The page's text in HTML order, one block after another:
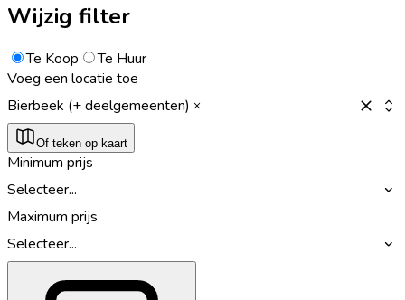
Wijzig filter
Te Koop
Te Huur
Voeg een locatie toe
Bierbeek (+ deelgemeenten)
Of teken op kaart
Minimum prijs
Selecteer...
Maximum prijs
Selecteer...